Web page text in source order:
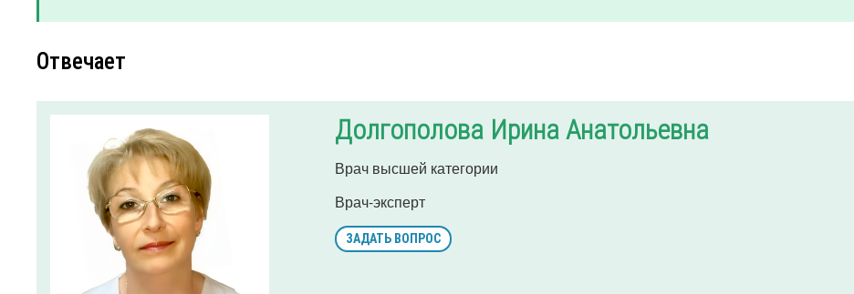
Отвечает
Долгополова Ирина Анатольевна
Врач высшей категории
Врач-эксперт
ЗАДАТЬ ВОПРОС